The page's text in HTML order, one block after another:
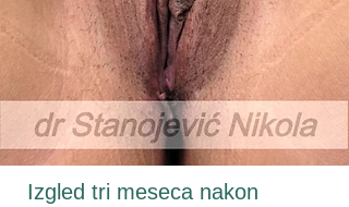
Izgled tri meseca nakon